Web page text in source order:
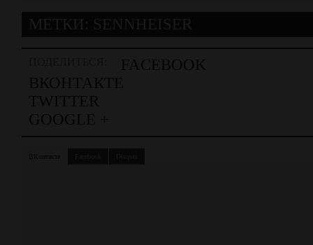
ВКонтакте